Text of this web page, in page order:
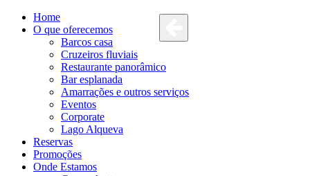
Home
O que oferecemos
Barcos casa
Cruzeiros fluviais
Restaurante panorâmico
Bar esplanada
Amarrações e outros serviços
Eventos
Corporate
Lago Alqueva
Reservas
Promoções
Onde Estamos